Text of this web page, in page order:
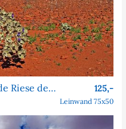
Burringurrah – Der schlafende Riese des Outbacks 125,-
Leinwand 75x50